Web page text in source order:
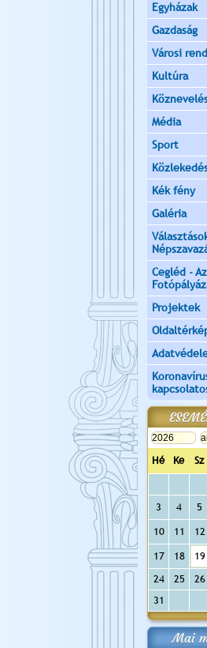
Egyházak
Gazdaság
Városi
Kultúra
Média
Sport
Kék fény
Galéria
Cegléd -
Projektek
Hé Ke Sz
3
4 5
10 11 12
17 18 19
24
25 26
31
Mai